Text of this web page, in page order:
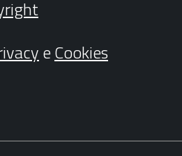
eCookies